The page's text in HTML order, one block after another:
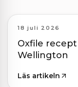
18 juli 2026
Oxfile
Wellington
Läs artikeln